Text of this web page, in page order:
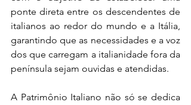
ponte direta entre os descendentes de
italianos ao redor do mundo e a Itália,
garantindo que as necessidades e a voz
dos que carregam a italianidade fora da
península sejam ouvidas e atendidas.
A Patrimônio Italiano não só se dedica